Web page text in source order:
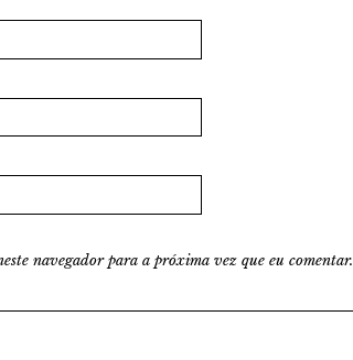
navegador para a próxima vez que eu comentar.